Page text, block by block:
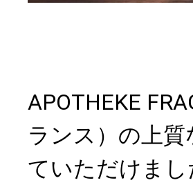
APOTHEKE
ランス）の上
ていただけま